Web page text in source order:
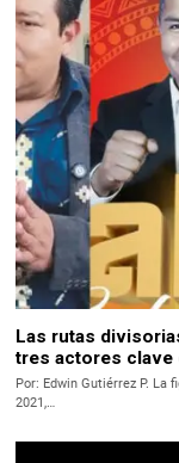
Las rutas
tres actores clave
Por: Edwin Gutiérrez P. La
2021,…